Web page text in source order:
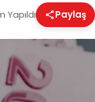
Yapıldı Paylaş